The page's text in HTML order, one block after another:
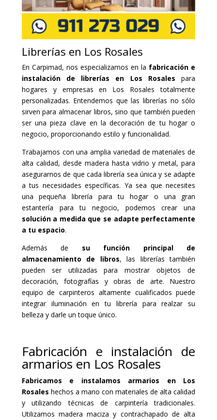
Librerías en Los Rosales
En Carpimad, nos especializamos en la fabricación e
instalación de librerías en Los Rosalespara
hogares y empresas en Los Rosales totalmente
personalizadas. Entendemos que las librerías no sólo
sirven para almacenar libros, sino que también pueden
ser una pieza clave en la decoración de tu hogar o
negocio, proporcionando estilo y funcionalidad.
Trabajamos con una amplia variedad de materiales de
alta calidad, desde madera hasta vidrio y metal, para
asegurarnos de que cada librería sea única y se adapte
a tus necesidades específicas. Ya sea que necesites
una pequeña librería para tu hogar o una gran
estantería para tu negocio, podemos crear una
solución a medida que se adapte perfectamente
a tu espacio.
Además de su función principal de
almacenamiento de libros, las librerías también
pueden ser utilizadas para mostrar objetos de
decoración, fotografías y obras de arte. Nuestro
equipo de carpinteros altamente cualificados puede
integrar iluminación en tu librería para realzar su
belleza y darle un toque único.
Fabricación e instalación de
armarios en Los Rosales
Fabricamos e instalamos armarios en Los
Rosales hechos a mano con materiales de alta calidad
y utilizando técnicas de carpintería tradicionales.
Utilizamos madera maciza y contrachapado de alta